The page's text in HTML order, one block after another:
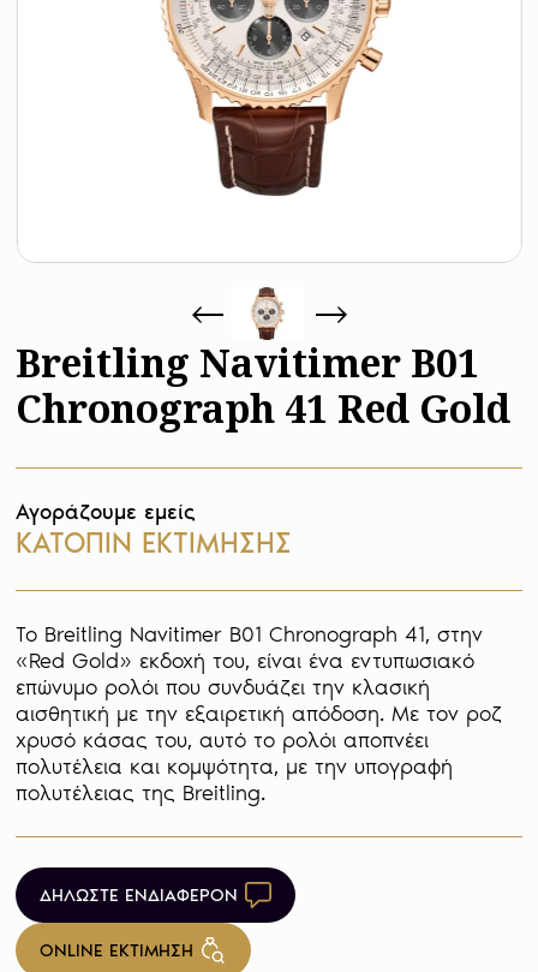
Breitling Navitimer B01
Chronograph 41 Red Gold
Αγοράζουμε εμείς
ΚΑΤΟΠΙΝ ΕΚΤΙΜΗΣΗΣ
Το Breitling Navitimer B01 Chronograph 41, στην
«Red Gold» εκδοχή του, είναι ένα εντυπωσιακό
επώνυμο ρολόι που συνδυάζει την κλασική
αισθητική με την εξαιρετική απόδοση. Με τον ροζ
χρυσό κάσας του, αυτό το ρολόι αποπνέει
πολυτέλεια και κομψότητα, με την υπογραφή
πολυτέλειας της Breitling.
ΔΗΛΩΣΤΕ ΕΝΔΙΑΦΕΡΟΝ
ONLINE ΕΚΤΙΜΗΣΗ